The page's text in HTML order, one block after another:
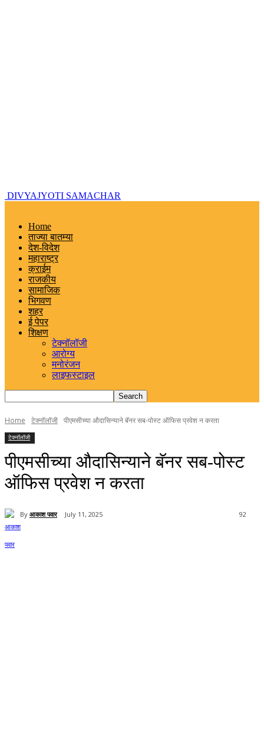
DIVYAJYOTI SAMACHAR
Home
ताज्या बातम्या
देश-विदेश
महाराष्ट्र
क्राईम
राजकीय
सामाजिक
भिगवण
शहर
ई पेपर
शिक्षण
टेक्नॉलॉजी
आरोग्य
मनोरंजन
लाइफस्टाइल
Home टेक्नॉलॉजी पीएमसीच्या औदासिन्याने बॅनर सब-पोस्ट ऑफिस प्रवेश न करता
टेक्नॉलॉजी
पीएमसीच्या औदासिन्याने बॅनर सब-पोस्ट
ऑफिस प्रवेश न करता
By आकाश पवार July 11, 2025 92